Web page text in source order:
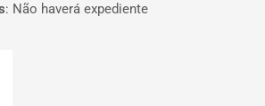
: Não haverá expediente